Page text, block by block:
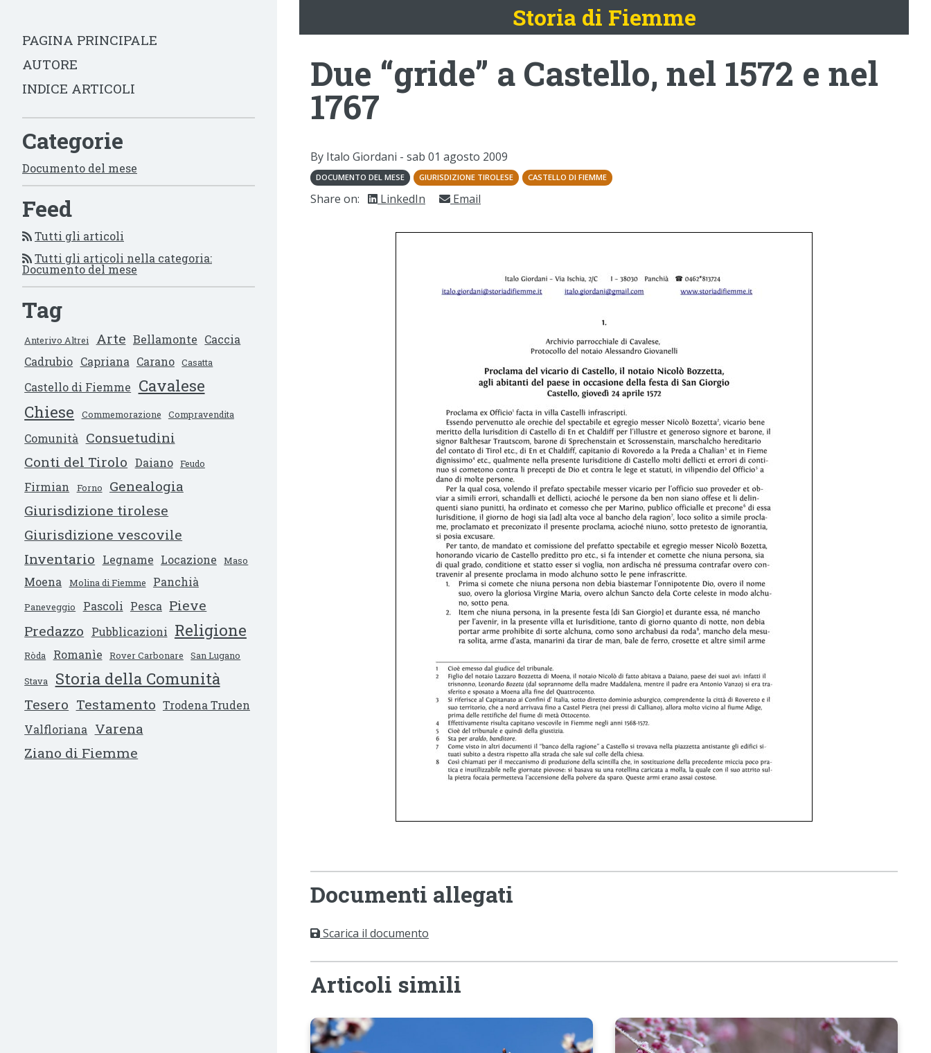
PAGINA PRINCIPALE
AUTORE
INDICE ARTICOLI
Categorie
Documento del mese
Feed
Tutti gli articoli
Tutti gli articoli nella categoria:
Documento del mese
Tag
Anterivo Altrei Arte Bellamonte Caccia
Cadrubio Capriana Carano Casatta
Castello di Fiemme
Cavalese
Chiese
Commemorazione Compravendita
Comunità
Consuetudini
Conti del Tirolo Daiano Feudo
Firmian Forno
Genealogia
Giurisdizione tirolese
Giurisdizione vescovile
Inventario
Legname Locazione Maso
Moena Molina di Fiemme Panchià
Paneveggio Pascoli Pesca Pieve
Predazzo
Pubblicazioni Religione
Ròda Romanìe Rover Carbonare San Lugano
Stava Storia della Comunità
Tesero Testamento Trodena Truden
Valfloriana
Varena
Ziano di Fiemme
Storia di Fiemme
Due “gride” a Castello, nel 1572 e nel
1767
By Italo Giordani - sab 01 agosto 2009
DOCUMENTO DEL MESE GIURISDIZIONE TIROLESE CASTELLO DI FIEMME
Share on: LinkedIn Email
Documenti allegati
Scarica il documento
Articoli simili